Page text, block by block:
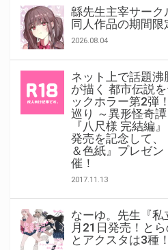
緜先生主宰サーク
同人作品の期間限
2026.08.04
ネット上で話題
が描く 都市伝説
ックホラー第2弾
巡り ～異形怪奇譚
『八尺様 完結編
発売を記念して、
＆色紙』プレゼ
催！
2017.11.13
なーゆ。先生『
月21日発売！と
とアクスタは3種！